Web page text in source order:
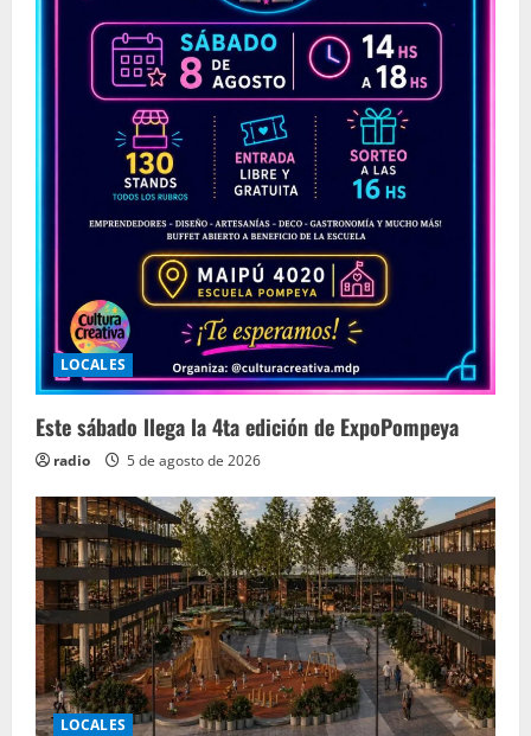
LOCALES
Este sábado llega la 4ta edición de ExpoPompeya
radio 5 de agosto de 2026
LOCALES